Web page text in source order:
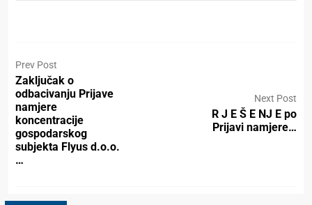
Prev Post
Zaključak o
odbacivanju Prijave
namjere
koncentracije
gospodarskog
subjekta Flyus d.o.o.
…
Next Post
R J E Š E NJ E po
Prijavi namjere…